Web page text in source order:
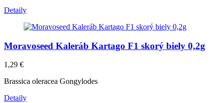
Detaily
Moravoseed Kaleráb Kartago F1 skorý biely 0,2g
1,29 €
Brassica oleracea Gongylodes
Detaily